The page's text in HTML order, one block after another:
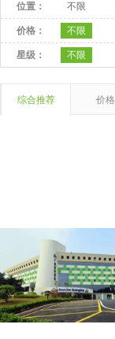
位置： 不限
价格： 不限
星级： 不限
综合推荐 价格